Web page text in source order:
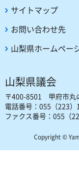
サイトマップ
お問い合わせ先
山梨県ホームペー
山梨県議会
〒400-8501 甲府市丸
電話番号：055（223）
ファクス番号：055（
Copyright ©